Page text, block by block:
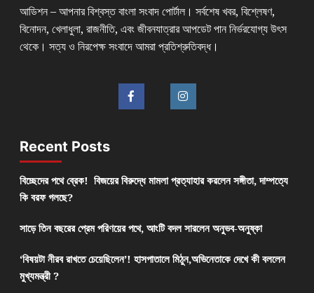
আডিশন – আপনার বিশ্বস্ত বাংলা সংবাদ পোর্টাল। সর্বশেষ খবর, বিশ্লেষণ,
বিনোদন, খেলাধুলা, রাজনীতি, এবং জীবনযাত্রার আপডেট পান নির্ভরযোগ্য উৎস
থেকে। সত্য ও নিরপেক্ষ সংবাদে আমরা প্রতিশ্রুতিবদ্ধ।
Recent Posts
বিচ্ছেদের পথে ব্রেক! বিজয়ের বিরুদ্ধে মামলা প্রত্যাহার করলেন সঙ্গীতা, দাম্পত্যে
কি বরফ গলছে?
সাড়ে তিন বছরের প্রেম পরিণয়ের পথে, আংটি বদল সারলেন অনুভব-অনুষ্কা
‘বিষয়টা নীরব রাখতে চেয়েছিলেন’! হাসপাতালে মিঠুন,অভিনেতাকে দেখে কী বললেন
মুখ্যমন্ত্রী ?